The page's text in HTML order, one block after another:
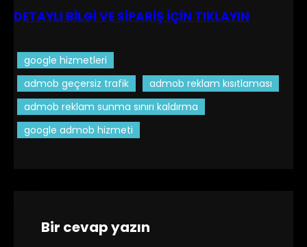
DETAYLI BİLGİ VE SİPARİŞ İÇİN TIKLAYIN
google hizmetleri
admob geçersiz trafik
admob reklam kısıtlaması
admob reklam sunma sınırı kaldırma
google admob hizmeti
Bir cevap yazın